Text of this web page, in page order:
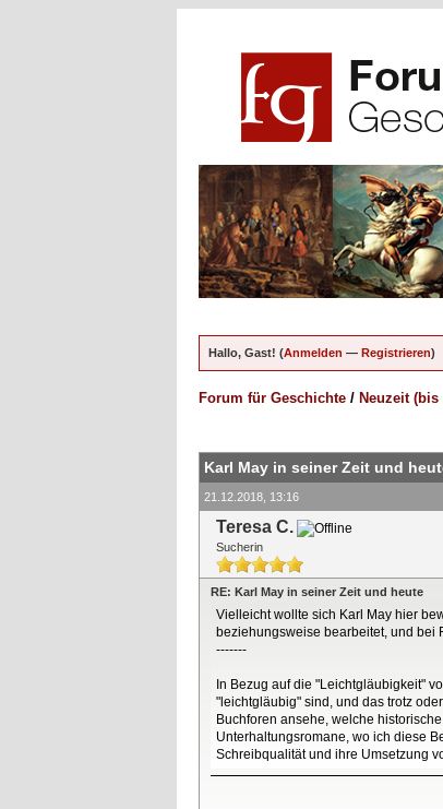
Hallo, Gast! (Anmelden — Registrieren)
Forum für Geschichte / Neuzeit (bis
Karl May in seiner Zeit und
21.12.2018, 13:16
Teresa C.
Sucherin
RE: Karl May in seiner Zeit und heute
Vielleicht wollte sich Karl May hier
beziehungsweise bearbeitet, und bei
-------
In Bezug auf die "Leichtgläubigkeit"
"leichtgläubig" sind, und das trotz
Buchforen ansehe, welche
Unterhaltungsromane, wo ich diese
Schreibqualität und ihre Umsetzung